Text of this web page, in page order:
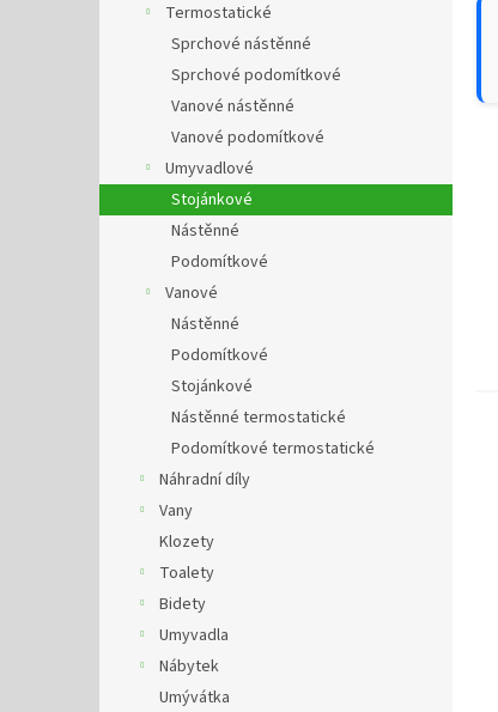
Termostatické
Sprchové nástěnné
Sprchové podomítkové
Vanové nástěnné
Vanové podomítkové
Umyvadlové
Stojánkové
Nástěnné
Podomítkové
Vanové
Nástěnné
Podomítkové
Stojánkové
Nástěnné termostatické
Podomítkové termostatické
Náhradní díly
Vany
Klozety
Toalety
Bidety
Umyvadla
Nábytek
Umývátka